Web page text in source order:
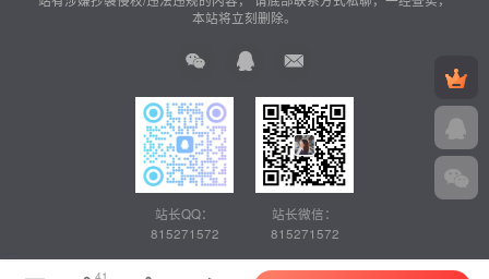
本站将立刻删除。
站长QQ：
815271572
站长微信：
815271572